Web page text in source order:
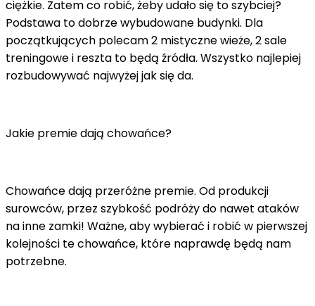
ciężkie. Zatem co robić, żeby udało się to szybciej?
Podstawa to dobrze wybudowane budynki. Dla
początkujących polecam 2 mistyczne wieże, 2 sale
treningowe i reszta to będą źródła. Wszystko najlepiej
rozbudowywać najwyżej jak się da.
Jakie premie dają chowańce?
Chowańce dają przeróżne premie. Od produkcji
surowców, przez szybkość podróży do nawet ataków
na inne zamki! Ważne, aby wybierać i robić w pierwszej
kolejności te chowańce, które naprawdę będą nam
potrzebne.